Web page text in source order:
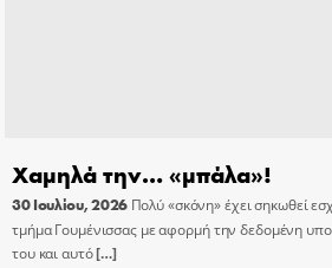
Χαμηλά την… «μπάλα»!
30 Ιουλίου, 2026 Πολύ «σκόνη» έχει σηκωθεί
τμήμα Γουμένισσας με αφορμή την δεδομένη
του και αυτό[…]